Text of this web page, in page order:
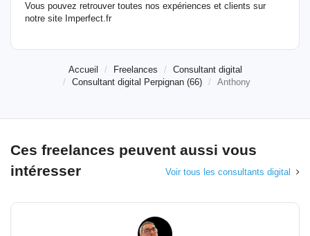
Vous pouvez retrouver toutes nos expériences et clients sur
notre site Imperfect.fr
Accueil Freelances
Consultant digital
Consultant digital Perpignan (66)
Anthony
Ces freelances peuvent aussi vous
intéresser
Voir tous les consultants digital